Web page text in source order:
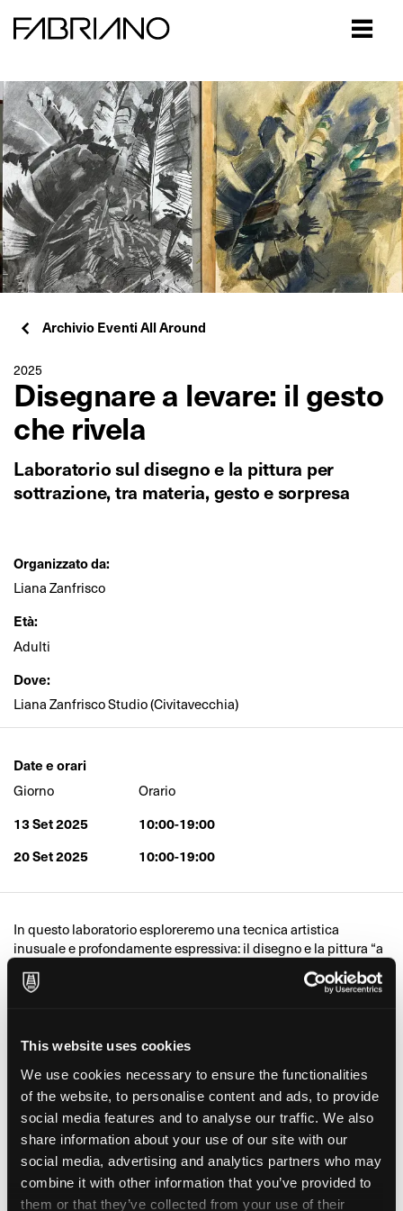
This website uses cookies
We use cookies necessary to ensure the functionalities
of the website, to personalise content and ads, to provide
social media features and to analyse our traffic. We also
share information about your use of our site with our
social media, advertising and analytics partners who may
combine it with other information that you’ve provided to
them or that they’ve collected from your use of their
Archivio Eventi All Around
2025
Disegnare a levare: il gesto
che rivela
Laboratorio sul disegno e la pittura per
sottrazione, tra materia, gesto e sorpresa
Organizzato da:
Liana Zanfrisco
Età:
Adulti
Dove:
Liana Zanfrisco Studio (Civitavecchia)
Date e orari
Giorno Orario
13 Set 2025
10:00-19:00
20 Set 2025
10:00-19:00
In questo laboratorio esploreremo una tecnica artistica
inusuale e profondamente espressiva: il disegno e la pittura “a
levare”. Un approccio duplice ma unitario, fondato non
sull’aggiunta, ma sulla sottrazione. Un’arte del togliere, del
per annerire completamente la superficie del foglio. Da lì, il
piccoli strumenti di recupero, “toglieremo” il segno, facendo
affiorare la luce dal buio, l’immagine dal fondo nero. Questo
processo introduce al contatto diretto con il gesto, il ritmo, il
respiro del segno.
Nella seconda fase, porteremo lo stesso approccio alla pittura,
lavorando carte telate e trattate con campiture di colore
realizzate con olio, tempera o acrilico. Anche qui, la superficie